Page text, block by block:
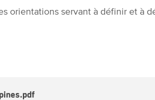
orientations servant à définir et à